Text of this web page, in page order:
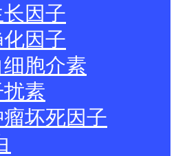
因子
化因子
细胞介素
素
瘤坏死因子